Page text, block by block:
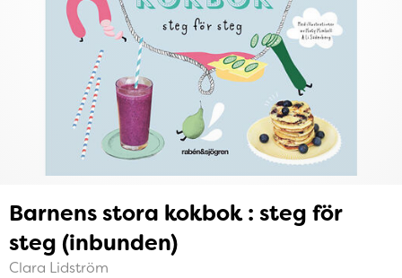
Barnens stora kokbok : steg för
steg (inbunden)
Clara Lidström